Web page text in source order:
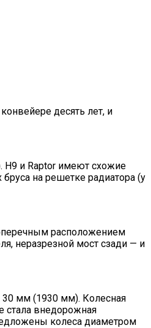
десять лет, и
H9 и Raptor имеют схожие
на решетке радиатора (у
расположением
неразрезной мост сзади — и
30 мм (1930 мм). Колесная
стала внедорожная
колеса диаметром